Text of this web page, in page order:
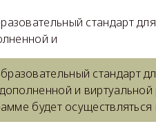
стандарт
и
стандарт
и виртуальной
будет